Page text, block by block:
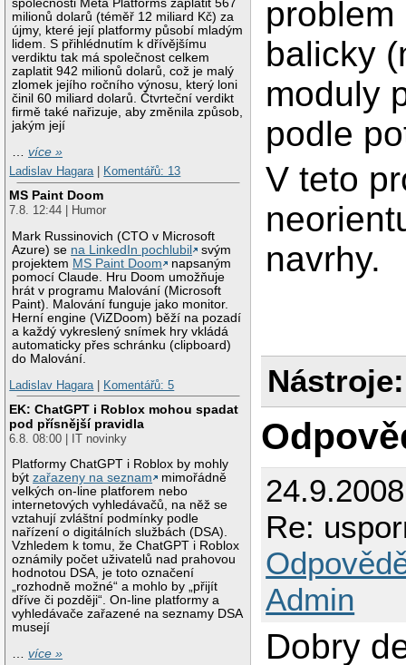
společnosti Meta Platforms zaplatit 567
milionů dolarů (téměř 12 miliard Kč) za
újmy, které její platformy působí mladým
lidem. S přihlédnutím k dřívějšímu
verdiktu tak má společnost celkem
zaplatit 942 milionů dolarů, což je malý
zlomek jejího ročního výnosu, který loni
činil 60 miliard dolarů. Čtvrteční verdikt
firmě také nařizuje, aby změnila způsob,
jakým její
…více »
Ladislav Hagara| Komentářů: 13
MS Paint Doom
7.8. 12:44 | Humor
Mark Russinovich (CTO v Microsoft
Azure) se na LinkedIn pochlubil
svým
projektem MS Paint Doom
napsaným
pomocí Claude. Hru Doom umožňuje
hrát v programu Malování (Microsoft
Paint). Malování funguje jako monitor.
Herní engine (ViZDoom) běží na pozadí
a každý vykreslený snímek hry vkládá
automaticky přes schránku (clipboard)
do Malování.
Ladislav Hagara| Komentářů: 5
EK: ChatGPT i Roblox mohou spadat
pod přísnější pravidla
6.8. 08:00 | IT novinky
Platformy ChatGPT i Roblox by mohly
býtzařazeny na seznam
mimořádně
velkých on-line platforem nebo
internetových vyhledávačů, na něž se
vztahují zvláštní podmínky podle
nařízení o digitálních službách (DSA).
Vzhledem k tomu, že ChatGPT i Roblox
oznámily počet uživatelů nad prahovou
hodnotou DSA, je toto označení
„rozhodně možné“ a mohlo by „přijít
dříve či později“. On-line platformy a
vyhledávače zařazené na seznamy DSA
musejí
…více »
problem
balicky
moduly
podle
V teto
navrhy.
Nástroje:
Re:
Admin
Dobry